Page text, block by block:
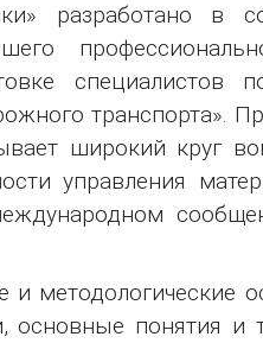
разработано в
специалистов
транспорта».
широкий круг
управления
методологические
основные понятия